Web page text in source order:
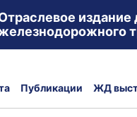
издание
Публикации ЖД